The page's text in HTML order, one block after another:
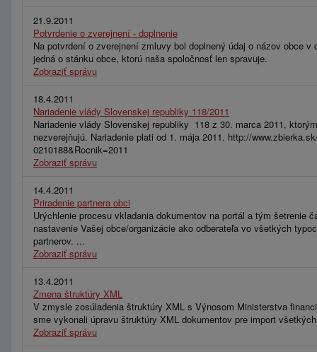
21.9.2011
Potvrdenie o zverejnení - doplnenie
Na potvrdení o zverejnení zmluvy bol doplnený údaj o názov obce
jedná o stánku obce, ktorú naša spoločnosť len spravuje.
Zobraziť správu
18.4.2011
Nariadenie vlády Slovenskej republiky 118/2011
Nariadenie vlády Slovenskej republiky 118 z 30. marca 2011,
nezverejňujú. Nariadenie plati od 1. mája 2011. http://
0210188&Rocnik=2011
Zobraziť správu
14.4.2011
Priradenie partnera obci
Urýchlenie procesu vkladania dokumentov na portál a tým šetrenie
nastavenie Vašej obce/organizácie ako odberateľa vo všetkých
partnerov. ...
Zobraziť správu
13.4.2011
Zmena štruktúry XML
V zmysle zosúladenia štruktúry XML s Výnosom Ministerstva
sme vykonali úpravu štruktúry XML dokumentov pre import
Zobraziť správu